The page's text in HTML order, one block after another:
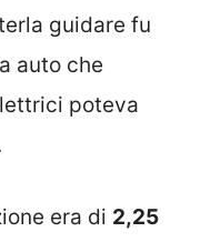
guidare fu
auto che
poteva
era di 2,25